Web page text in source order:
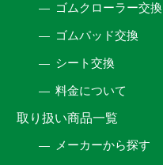
ゴムクローラー交換
ゴムパッド交換
シート交換
料金について
取り扱い商品一覧
メーカーから探す